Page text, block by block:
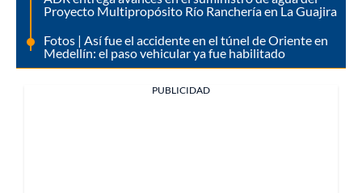
Proyecto Multipropósito Río Ranchería en La Guajira
Fotos | Así fue el accidente en el túnel de Oriente en
Medellín: el paso vehicular ya fue habilitado
PUBLICIDAD